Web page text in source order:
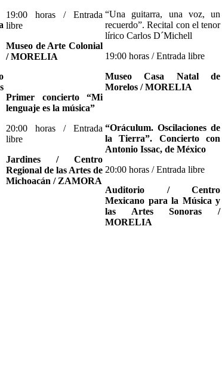
19:00 horas / Entrada
libre
Museo de Arte Colonial
/ MORELIA
Primer concierto “Mi
lenguaje es la música”
20:00 horas / Entrada
libre
Jardines / Centro
Regional de las Artes de
Michoacán / ZAMORA
“Una guitarra, una voz, un
recuerdo”. Recital con el tenor
lírico Carlos D´Michell
19:00 horas / Entrada libre
Museo Casa Natal de
Morelos / MORELIA
“Oráculum. Oscilaciones de
la Tierra”. Concierto con
Antonio Issac, de México
20:00 horas / Entrada libre
Auditorio / Centro
Mexicano para la Música y
las Artes Sonoras /
MORELIA